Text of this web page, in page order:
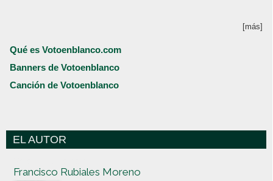
[más]
Qué es Votoenblanco.com
Banners de Votoenblanco
Canción de Votoenblanco
EL AUTOR
Francisco Rubiales Moreno